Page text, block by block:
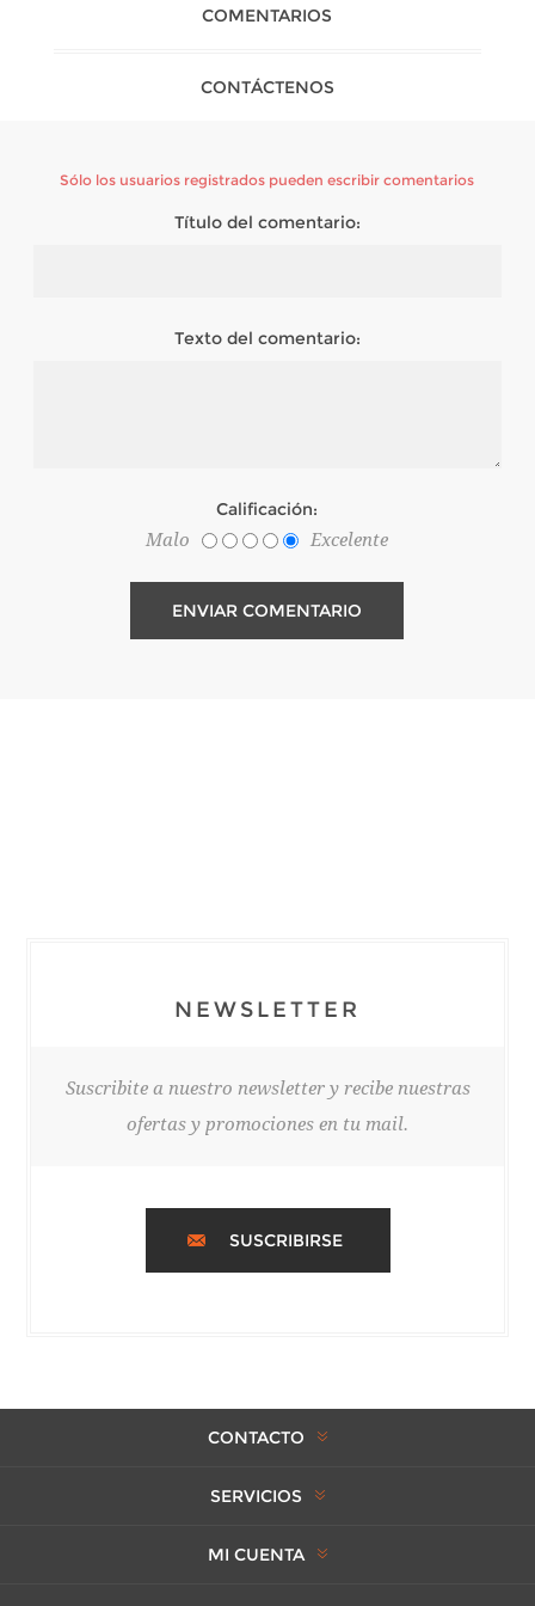
COMENTARIOS
CONTÁCTENOS
Sólo los usuarios registrados pueden escribir comentarios
Título del comentario:
Texto del comentario:
Calificación:
Malo
Excelente
NEWSLETTER
Suscribite a nuestro newsletter y recibe nuestras
ofertas y promociones en tu mail.
SUSCRIBIRSE
CONTACTO
SERVICIOS
MI CUENTA